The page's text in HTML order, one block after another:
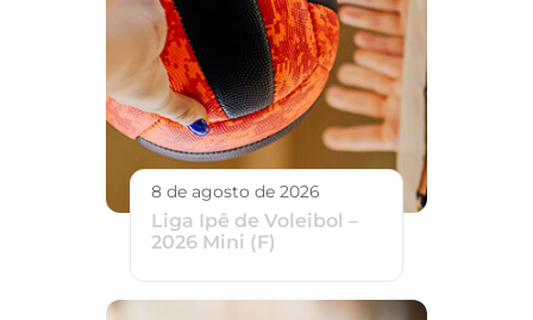
8 de agosto de 2026
Liga Ipê de Voleibol –
2026 Mini (F)